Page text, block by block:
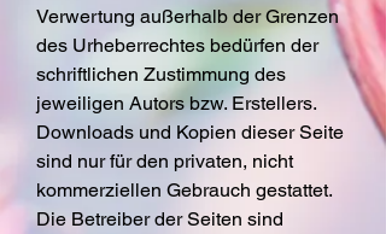
Verwertung außerhalb der Grenzen
des Urheberrechtes bedürfen der
schriftlichen Zustimmung des
jeweiligen Autors bzw. Erstellers.
Downloads und Kopien dieser Seite
sind nur für den privaten, nicht
kommerziellen Gebrauch gestattet.
Die Betreiber der Seiten sind